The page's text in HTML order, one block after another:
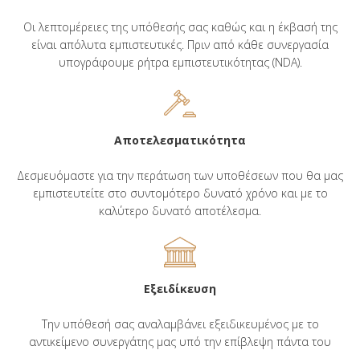
Οι λεπτομέρειες της υπόθεσής σας καθώς και η έκβασή της
είναι απόλυτα εμπιστευτικές. Πριν από κάθε συνεργασία
υπογράφουμε ρήτρα εμπιστευτικότητας (NDA).
Αποτελεσματικότητα
Δεσμευόμαστε για την περάτωση των υποθέσεων που θα μας
εμπιστευτείτε στο συντομότερο δυνατό χρόνο και με το
καλύτερο δυνατό αποτέλεσμα.
Εξειδίκευση
Την υπόθεσή σας αναλαμβάνει εξειδικευμένος με το
αντικείμενο συνεργάτης μας υπό την επίβλεψη πάντα του